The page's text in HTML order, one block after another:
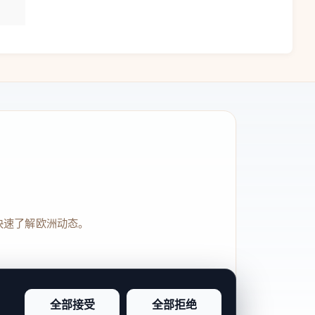
了解欧洲动态。
全部接受 全部拒绝